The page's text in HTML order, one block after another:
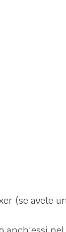
(se avete